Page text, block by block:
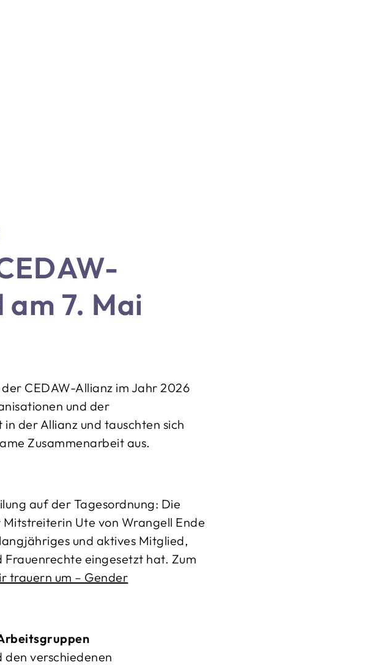
7. Mai
CEDAW-Allianz im Jahr 2026
und der
der Allianz und tauschten sich
Zusammenarbeit aus.
auf der Tagesordnung: Die
Ute von Wrangell Ende
und aktives Mitglied,
eingesetzt hat. Zum
trauern um – Gender
den verschiedenen